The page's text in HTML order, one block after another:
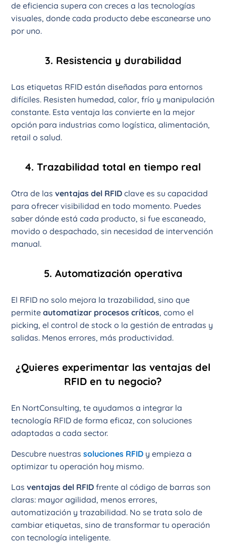
de eficiencia supera con creces a las tecnologías
visuales, donde cada producto debe escanearse uno
por uno.
3. Resistencia y durabilidad
Las etiquetas RFID están diseñadas para entornos
difíciles. Resisten humedad, calor, frío y manipulación
constante. Esta ventaja las convierte en la mejor
opción para industrias como logística, alimentación,
retail o salud.
4. Trazabilidad total en tiempo real
Otra de lasventajas del RFID clave es su capacidad
para ofrecer visibilidad en todo momento. Puedes
saber dónde está cada producto, si fue escaneado,
movido o despachado, sin necesidad de intervención
manual.
5. Automatización operativa
El RFID no solo mejora la trazabilidad, sino que
permiteautomatizar procesos críticos, como el
picking, el control de stock o la gestión de entradas y
salidas. Menos errores, más productividad.
¿Quieres experimentar las ventajas del
RFID en tu negocio?
En NortConsulting, te ayudamos a integrar la
tecnología RFID de forma eficaz, con soluciones
adaptadas a cada sector.
Descubre nuestrassoluciones RFID y empieza a
optimizar tu operación hoy mismo.
Lasventajas del RFID frente al código de barras son
claras: mayor agilidad, menos errores,
automatización y trazabilidad. No se trata solo de
cambiar etiquetas, sino de transformar tu operación
con tecnología inteligente.